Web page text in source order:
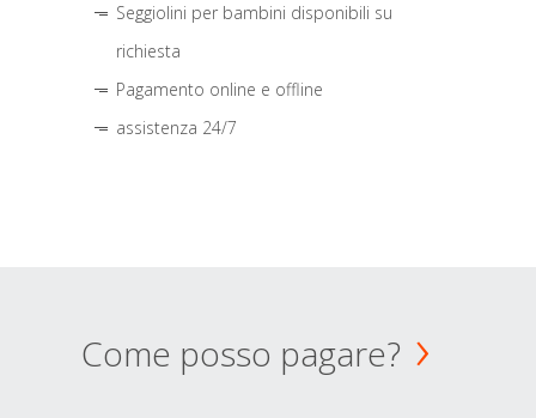
Seggiolini per bambini disponibili su
richiesta
Pagamento online e offline
assistenza 24/7
Come posso pagare?